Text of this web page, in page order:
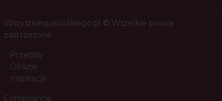
Wszystkiegoslodkiego.pl © Wszelkie prawa
zastrzeżone
Przepisy
Okazje
Inspiracje
Compliance